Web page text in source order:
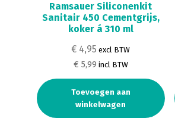
Ramsauer Siliconenkit
Sanitair 450 Cementgrijs,
koker á 310 ml
€ 4,95 excl BTW
€ 5,99 incl BTW
Toevoegen aan
winkelwagen